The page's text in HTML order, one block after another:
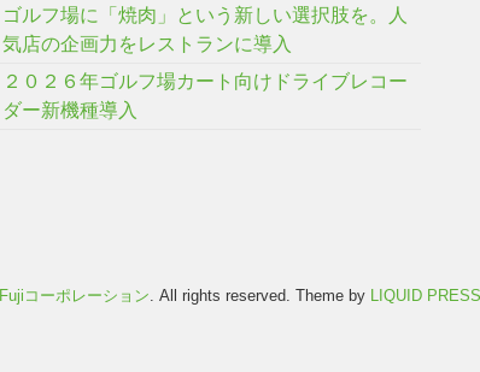
ゴルフ場に「焼肉」という新しい選択肢を。人
気店の企画力をレストランに導入
２０２６年ゴルフ場カート向けドライブレコー
ダー新機種導入
Fujiコーポレーション. All rights reserved. Theme by LIQUID PRESS